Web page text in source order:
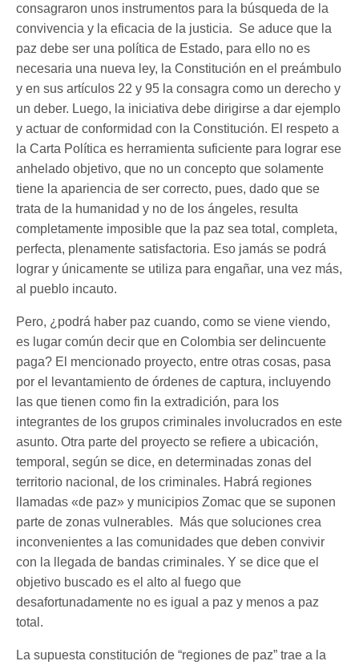
consagraron unos instrumentos para la búsqueda de la
convivencia y la eficacia de la justicia. Se aduce que la
paz debe ser una política de Estado, para ello no es
necesaria una nueva ley, la Constitución en el preámbulo
y en sus artículos 22 y 95 la consagra como un derecho y
un deber. Luego, la iniciativa debe dirigirse a dar ejemplo
y actuar de conformidad con la Constitución. El respeto a
la Carta Política es herramienta suficiente para lograr ese
anhelado objetivo, que no un concepto que solamente
tiene la apariencia de ser correcto, pues, dado que se
trata de la humanidad y no de los ángeles, resulta
completamente imposible que la paz sea total, completa,
perfecta, plenamente satisfactoria. Eso jamás se podrá
lograr y únicamente se utiliza para engañar, una vez más,
al pueblo incauto.
Pero, ¿podrá haber paz cuando, como se viene viendo,
es lugar común decir que en Colombia ser delincuente
paga? El mencionado proyecto, entre otras cosas, pasa
por el levantamiento de órdenes de captura, incluyendo
las que tienen como fin la extradición, para los
integrantes de los grupos criminales involucrados en este
asunto. Otra parte del proyecto se refiere a ubicación,
temporal, según se dice, en determinadas zonas del
territorio nacional, de los criminales. Habrá regiones
llamadas «de paz» y municipios Zomac que se suponen
parte de zonas vulnerables. Más que soluciones crea
inconvenientes a las comunidades que deben convivir
con la llegada de bandas criminales. Y se dice que el
objetivo buscado es el alto al fuego que
desafortunadamente no es igual a paz y menos a paz
total.
La supuesta constitución de “regiones de paz” trae a la